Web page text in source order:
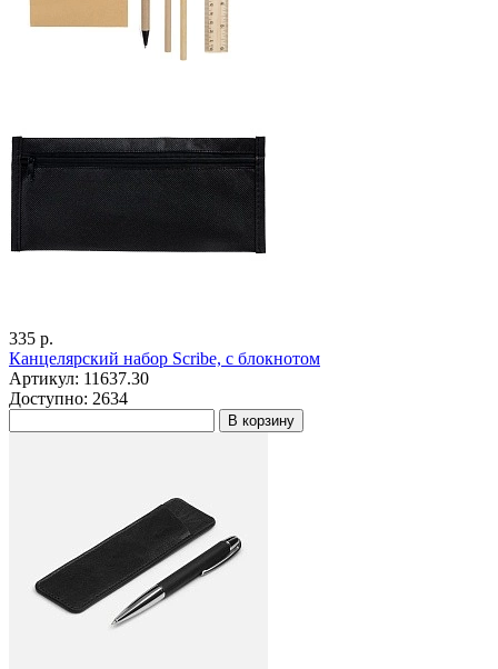
335 р.
Канцелярский набор Scribe, с блокнотом
Артикул: 11637.30
Доступно: 2634
В корзину